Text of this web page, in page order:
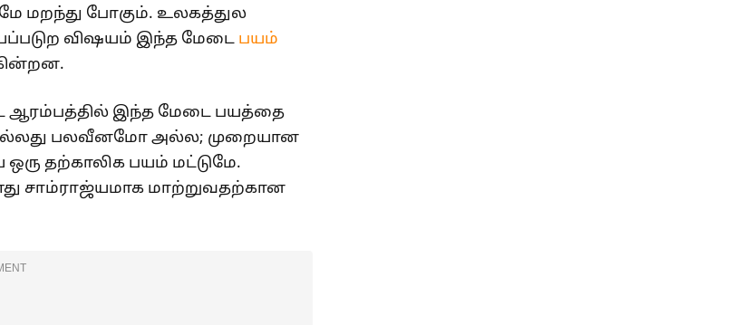
மறந்து போகும். உலகத்துல
விஷயம் இந்த மேடை பயம்
ஆரம்பத்தில் இந்த மேடை பயத்தை
பலவீனமோ அல்ல; முறையான
தற்காலிக பயம் மட்டுமே.
சாம்ராஜ்யமாக மாற்றுவதற்கான